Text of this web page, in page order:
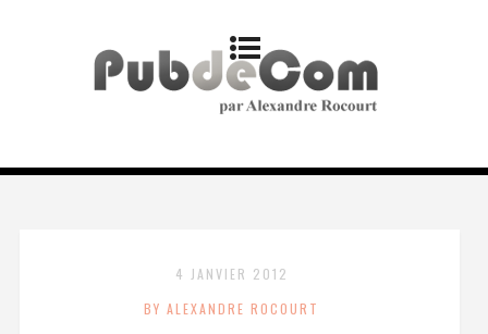
4 JANVIER 2012
BY ALEXANDRE ROCOURT